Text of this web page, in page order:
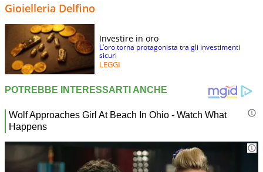
Gioielleria Delfino
Investire in oro
L’oro torna protagonista tra gli investimenti
sicuri
LEGGI